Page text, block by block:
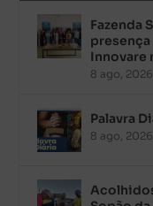
Fazenda
Innovare
8 ago, 2026
Palavra
8 ago, 2026